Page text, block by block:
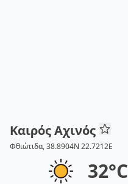
Καιρός Αχινός
Φθιώτιδα, 38.8904N 22.7212E
32°C